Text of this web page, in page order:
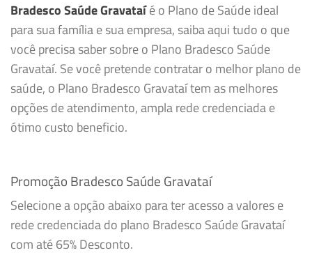
Bradesco Saúde Gravataíé o Plano de Saúde ideal
para sua família e sua empresa, saiba aqui tudo o que
você precisa saber sobre o Plano Bradesco Saúde
Gravataí. Se você pretende contratar o melhor plano de
saúde, o Plano Bradesco Gravataí tem as melhores
opções de atendimento, ampla rede credenciada e
ótimo custo beneficio.
Promoção Bradesco Saúde Gravataí
Selecione a opção abaixo para ter acesso a valores e
rede credenciada do plano Bradesco Saúde Gravataí
com até 65% Desconto.